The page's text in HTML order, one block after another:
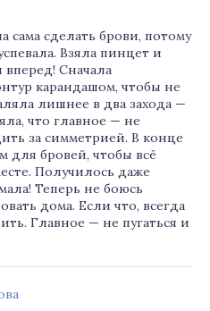
сама сделать брови, потому
Взяла пинцет и
вперед! Сначала
карандашом, чтобы не
лишнее в два захода —
что главное — не
за симметрией. В конце
для бровей, чтобы всё
Получилось даже
Теперь не боюсь
дома. Если что, всегда
Главное — не пугаться и